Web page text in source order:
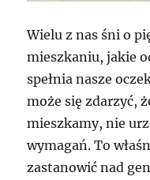
Wielu z nas śni o
mieszkaniu, jakie
spełnia nasze
może się zdarzyć,
mieszkamy, nie
wymagań. To
zastanowić nad